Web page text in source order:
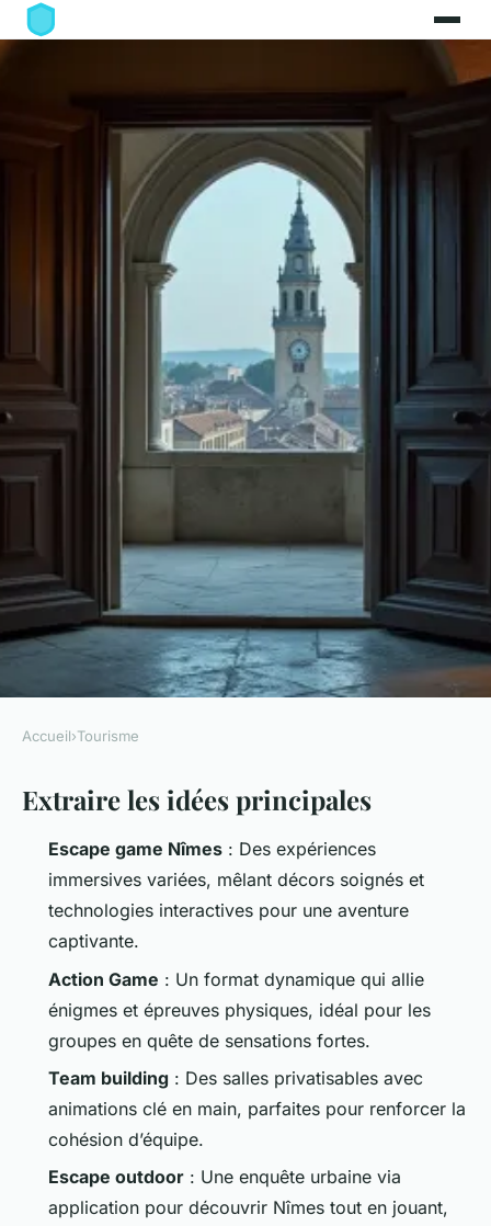
Comment choisir votre escape
game à Nîmes pour une
expérience mémorable
20/05/2026 13:32 9 min de lecture
Accueil›Tourisme
Extraire les idées principales
Escape game Nîmes : Des expériences
immersives variées, mêlant décors soignés et
technologies interactives pour une aventure
captivante.
Action Game : Un format dynamique qui allie
énigmes et épreuves physiques, idéal pour les
groupes en quête de sensations fortes.
Team building : Des salles privatisables avec
animations clé en main, parfaites pour renforcer la
cohésion d’équipe.
Escape outdoor : Une enquête urbaine via
application pour découvrir Nîmes tout en jouant,